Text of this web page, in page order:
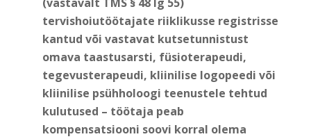
tervishoiutöötajate riiklikusse registrisse
kantud või vastavat kutsetunnistust
omava taastusarsti, füsioterapeudi,
tegevusterapeudi, kliinilise logopeedi või
kliinilise psühholoogi teenustele tehtud
kulutused – töötaja peab
kompensatsiooni soovi korral olema